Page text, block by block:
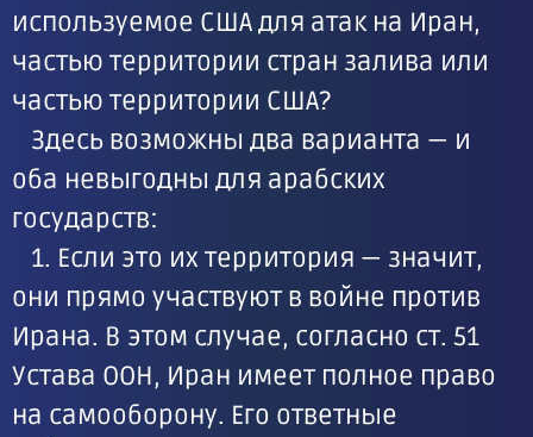
используемое США для атак на Иран,
частью территории стран залива или
частью территории США?
Здесь возможны два варианта — и
оба невыгодны для арабских
государств:
1. Если это их территория — значит,
они прямо участвуют в войне против
Ирана. В этом случае, согласно ст. 51
Устава ООН, Иран имеет полное право
на самооборону. Его ответные